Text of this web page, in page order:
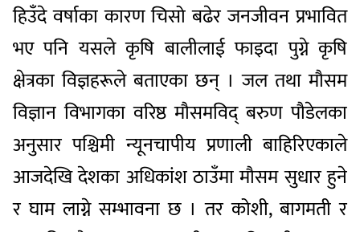
हिउँदे वर्षाका कारण चिसो बढेर जनजीवन प्रभावित
भए पनि यसले कृषि बालीलाई फाइदा पुग्ने कृषि
क्षेत्रका विज्ञहरूले बताएका छन् । जल तथा मौसम
विज्ञान विभागका वरिष्ठ मौसमविद् बरुण पौडेलका
अनुसार पश्चिमी न्यूनचापीय प्रणाली बाहिरिएकाले
आजदेखि देशका अधिकांश ठाउँमा मौसम सुधार हुने
र घाम लाग्ने सम्भावना छ । तर कोशी, बागमती र